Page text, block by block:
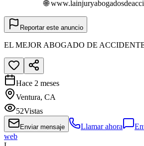
🌐
Reportar este anuncio
EL MEJOR ABOGADO DE
Hace 2 meses
Ventura, CA
52Vistas
Enviar mensaje Llamar ahora
web